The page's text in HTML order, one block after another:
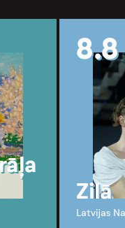
8.8
Zilā
Latvijas